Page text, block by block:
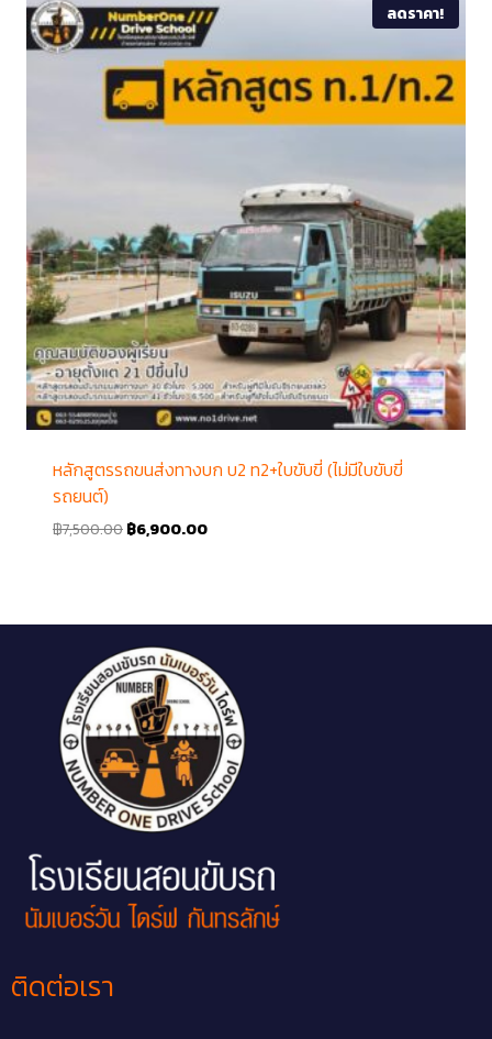
ลดราคา!
หลักสูตรรถขนส่งทางบก บ2 ท2+ใบขับขี่ (ไม่มีใบขับขี่
รถยนต์)
฿7,500.00 ฿6,900.00
ติดต่อเรา